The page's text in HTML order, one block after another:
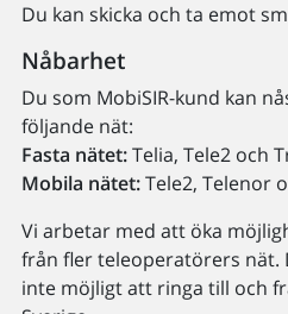
Du kan skicka och ta emot
Nåbarhet
Du som MobiSIR-kund kan
följande nät:
Fasta nätet:Telia, Tele2 och
Mobila nätet:Tele2, Telenor
Vi arbetar med att öka
från fler teleoperatörers nät.
inte möjligt att ringa till och